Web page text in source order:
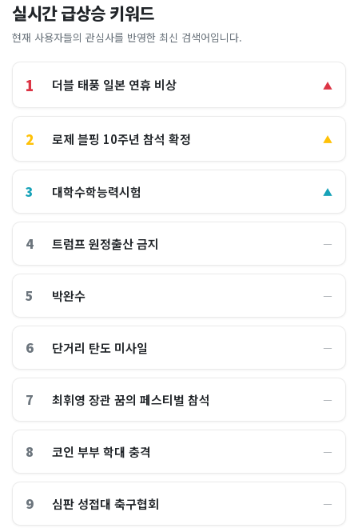
실시간 급상승 키워드
현재 사용자들의 관심사를 반영한 최신 검색어입니다.
1 더블 태풍 일본 연휴 비상 ▲
2 로제 블핑 10주년 참석 확정 ▲
3 대학수학능력시험 ▲
4 트럼프 원정출산 금지 ―
5 박완수 ―
6 단거리 탄도 미사일 ―
7 최휘영 장관 꿈의 페스티벌 참석 ―
8 코인 부부 학대 충격 ―
9 심판 성접대 축구협회 ―